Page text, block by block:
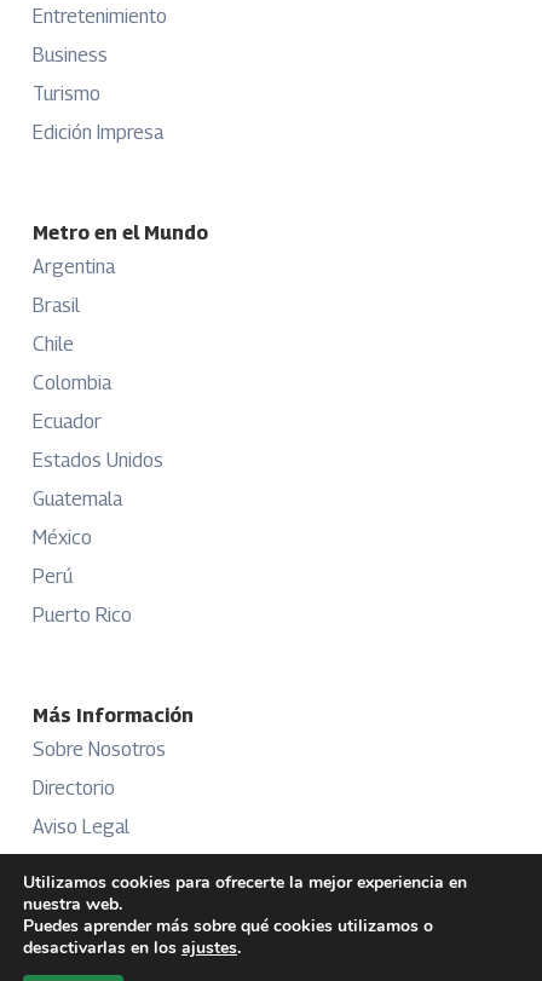
Entretenimiento
Business
Turismo
Edición Impresa
Metro en el Mundo
Argentina
Brasil
Chile
Colombia
Ecuador
Estados Unidos
Guatemala
México
Perú
Puerto Rico
Más Información
Sobre Nosotros
Directorio
Aviso Legal
Publicidad
Utilizamos cookies para ofrecerte la mejor experiencia en
nuestra web.
Puedes aprender más sobre qué cookies utilizamos o
desactivarlas en los ajustes.